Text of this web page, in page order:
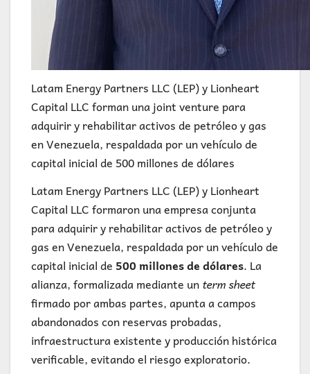
Latam Energy Partners LLC (LEP) y Lionheart
Capital LLC forman una joint venture para
adquirir y rehabilitar activos de petróleo y gas
en Venezuela, respaldada por un vehículo de
capital inicial de 500 millones de dólares
Latam Energy Partners LLC (LEP) y Lionheart
Capital LLC formaron una empresa conjunta
para adquirir y rehabilitar activos de petróleo y
gas en Venezuela, respaldada por un vehículo de
capital inicial de 500 millones de dólares. La
alianza, formalizada mediante unterm sheet
firmado por ambas partes, apunta a campos
abandonados con reservas probadas,
infraestructura existente y producción histórica
verificable, evitando el riesgo exploratorio.